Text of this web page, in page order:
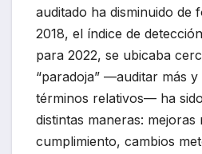
auditado ha disminuido de
2018, el índice de
para 2022, se ubicaba
“paradoja” —auditar más
términos relativos— ha
distintas maneras: mejoras
cumplimiento, cambios